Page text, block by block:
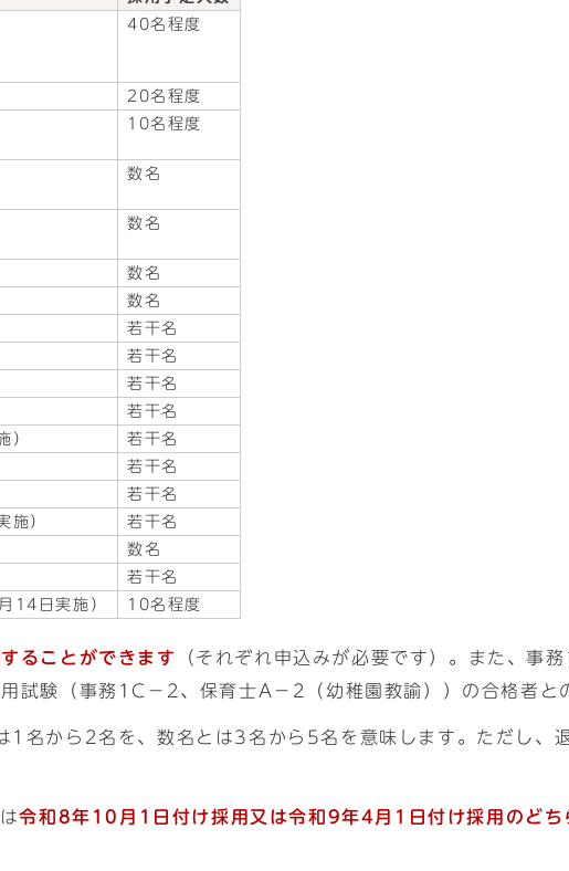
40名程度
20名程度
10名程度
数名
数名
数名
数名
若干名
若干名
若干名
若干名
）
若干名
若干名
若干名
施）
若干名
数名
若干名
14日実施）
10名程度
ることができます
（それぞれ申込みが必要です）。また、事
試験（事務1C－2、保育士A－2（幼稚園教諭））の合格者と
1名から2名を、数名とは3名から5名を意味します。ただし、
は令和8年10月1日付け採用又は令和9年4月1日付け採用のどち